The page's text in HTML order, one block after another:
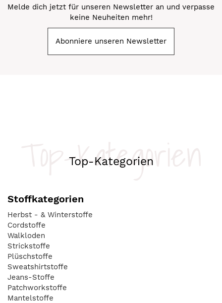
Melde dich jetzt für unseren Newsletter an und verpasse
keine Neuheiten mehr!
Abonniere unseren Newsletter
Top-Kategorien
Top-Kategorien
Stoffkategorien
Herbst - & Winterstoffe
Cordstoffe
Walkloden
Strickstoffe
Plüschstoffe
Sweatshirtstoffe
Jeans-Stoffe
Patchworkstoffe
Mantelstoffe